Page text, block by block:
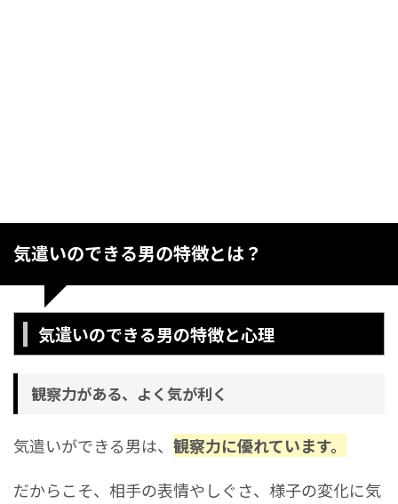
気遣いのできる男の特徴とは？
気遣いのできる男の特徴と心理
観察力がある、よく気が利く
気遣いができる男は、 観察力に優れています。
だからこそ、相手の表情やしぐさ、様子の変化に気